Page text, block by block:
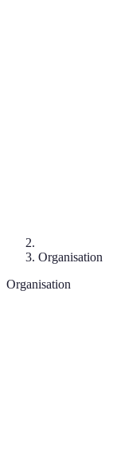
Organisation
Organisation